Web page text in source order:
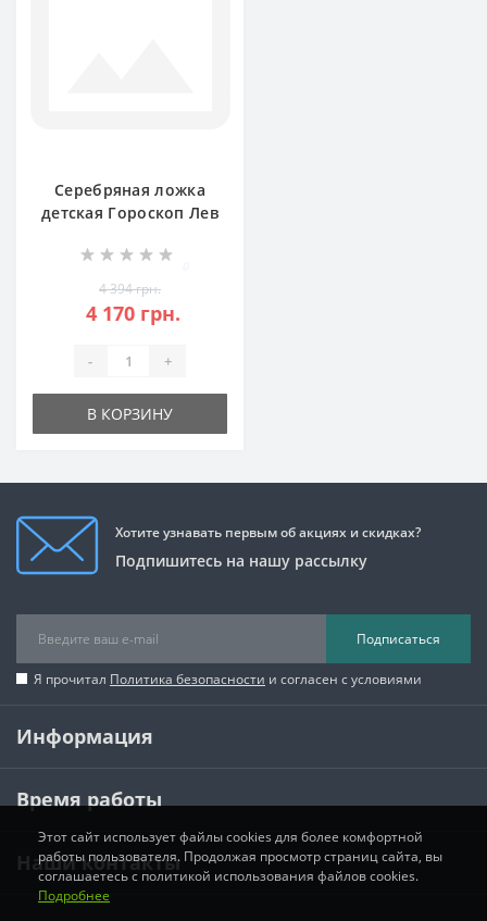
Серебряная ложка
детская Гороскоп Лев
4 394 грн.
4 170 грн.
- +
В КОРЗИНУ
Хотите узнавать первым об акциях и скидках?
Подпишитесь на нашу рассылку
Подписаться
Я прочитал Политика безопасности и согласен с условиями
Информация
Время работы
Наши контакты
Этот сайт использует файлы cookies для более комфортной
работы пользователя. Продолжая просмотр страниц сайта, вы
соглашаетесь с политикой использования файлов cookies.
Подробнее